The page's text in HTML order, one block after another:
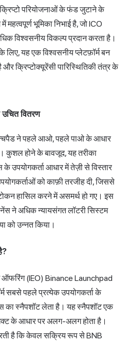
परियोजनाओं के फंड जुटाने के
महत्वपूर्ण भूमिका निभाई है, जो ICO
विश्वसनीय विकल्प प्रदान करता है।
लिए, यह एक विश्वसनीय प्लेटफ़ॉर्म बन
क्रिप्टोक्यूरेंसी पारिस्थितिकी तंत्र के
वितरण
ने पहले आओ, पहले पाओ के आधार
कुशल होने के बावजूद, यह तरीका
उपयोगकर्ता आधार में तेज़ी से विस्तार
को काफ़ी तरजीह दी, जिससे
हासिल करने में असमर्थ हो गए। इस
ने अधिक न्यायसंगत लॉटरी सिस्टम
को उन्नत किया।
(IEO) Binance Launchpad
सबसे पहले प्रत्येक उपयोगकर्ता के
का स्नैपशॉट लेता है। यह स्नैपशॉट एक
के आधार पर अलग-अलग होता है।
है कि केवल सक्रिय रूप से BNB